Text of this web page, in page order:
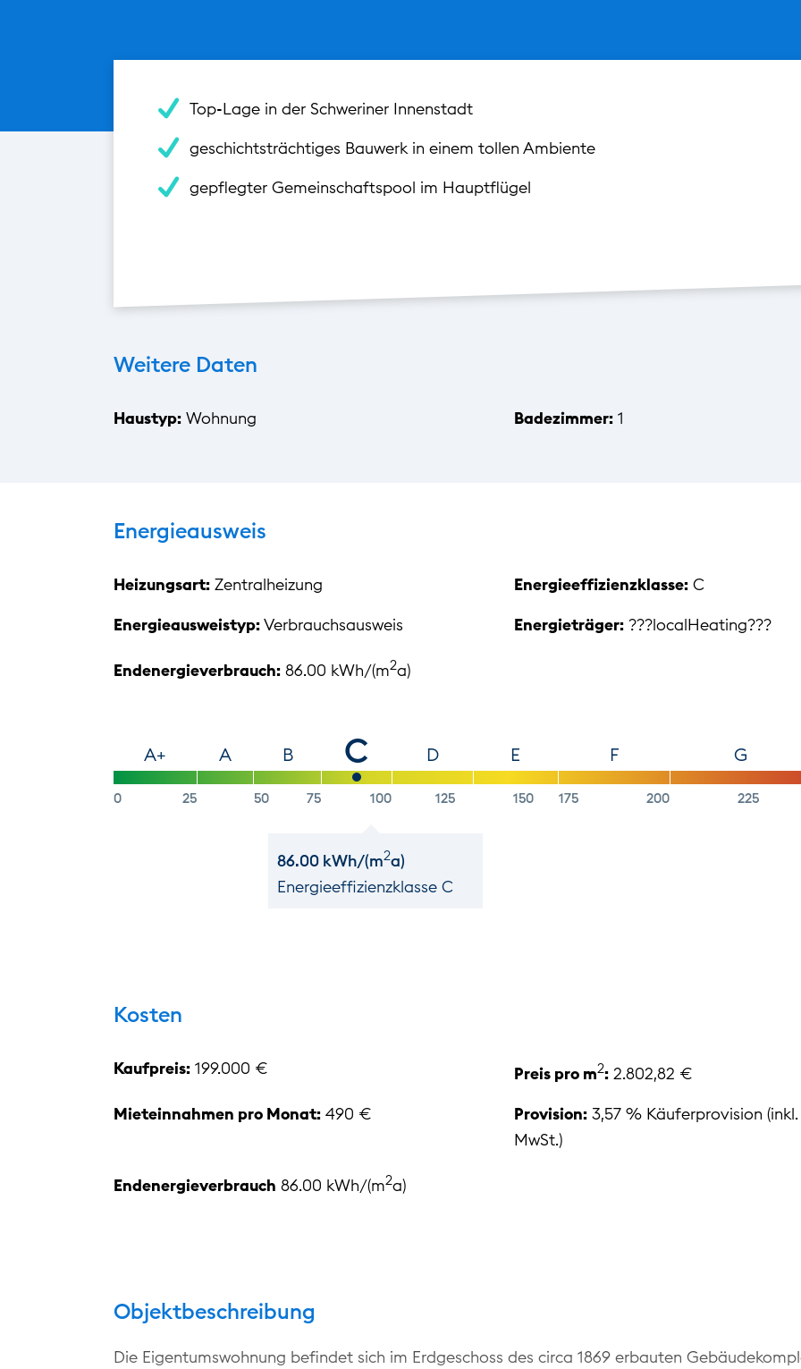
Top-Lage in der Schweriner Innenstadt
geschichtsträchtiges Bauwerk in einem tollen Ambiente
gepflegter Gemeinschaftspool im Hauptflügel
Weitere Daten
Haustyp: Wohnung Badezimmer: 1
Energieausweis
Heizungsart: Zentralheizung Energieeffizienzklasse: C
Energieausweistyp:Verbrauchsausweis Energieträger: ???localHeating???
Endenergieverbrauch: 86.00 kWh/(m2a)
A+
0 25
A B
50 75
C
100
86.00 kWh/(m2a)
Energie­effizienz­klasse C
D
125
E
150
F
175 200
G
225
Kosten
Kaufpreis: 199.000 € Preis pro m2: 2.802,82 €
Mieteinnahmen pro Monat: 490 € Provision: 3,57 % Käuferprovision
MwSt.)
Endenergieverbrauch 86.00 kWh/(m2a)
Objektbeschreibung
Die Eigentumswohnung befindet sich im Erdgeschoss des circa 1869 erbauten